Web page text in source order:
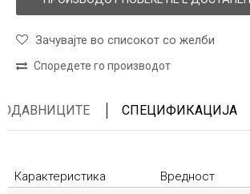
Зачувајте во списокот со желби
Споредете го производот
СПЕЦИФИКАЦИЈА
Карактеристика
Вредност